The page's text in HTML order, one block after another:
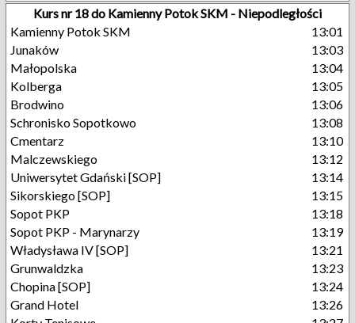
Kurs nr 18 do Kamienny Potok SKM - Niepodległości
Kamienny Potok SKM
13:01
Junaków
13:03
Małopolska
13:04
Kolberga
13:05
Brodwino
13:06
Schronisko Sopotkowo
13:08
Cmentarz
13:10
Malczewskiego
13:12
Uniwersytet Gdański [SOP]
13:14
Sikorskiego [SOP]
13:15
Sopot PKP
13:18
Sopot PKP - Marynarzy
13:19
Władysława IV [SOP]
13:21
Grunwaldzka
13:23
Chopina [SOP]
13:24
Grand Hotel
13:26